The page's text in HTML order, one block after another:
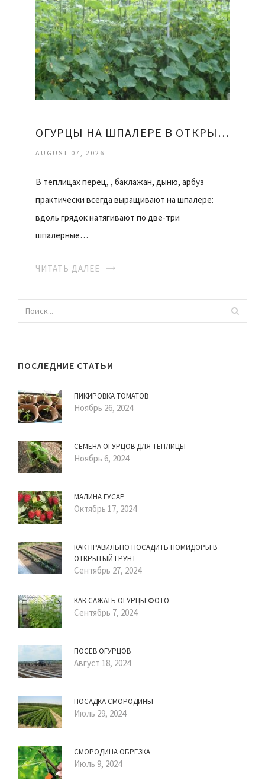
ОГУРЦЫ НА ШПАЛЕРЕ В ОТКРЫТОМ ГРУНТЕ
AUGUST 07, 2026
В теплицах перец, , баклажан, дыню, арбуз
практически всегда выращивают на шпалере:
вдоль грядок натягивают по две-три
шпалерные…
ЧИТАТЬ ДАЛЕЕ
ПОСЛЕДНИЕ СТАТЬИ
ПИКИРОВКА ТОМАТОВ
Ноябрь 26, 2024
СЕМЕНА ОГУРЦОВ ДЛЯ ТЕПЛИЦЫ
Ноябрь 6, 2024
МАЛИНА ГУСАР
Октябрь 17, 2024
КАК ПРАВИЛЬНО ПОСАДИТЬ ПОМИДОРЫ В
ОТКРЫТЫЙ ГРУНТ
Сентябрь 27, 2024
КАК САЖАТЬ ОГУРЦЫ ФОТО
Сентябрь 7, 2024
ПОСЕВ ОГУРЦОВ
Август 18, 2024
ПОСАДКА СМОРОДИНЫ
Июль 29, 2024
СМОРОДИНА ОБРЕЗКА
Июль 9, 2024